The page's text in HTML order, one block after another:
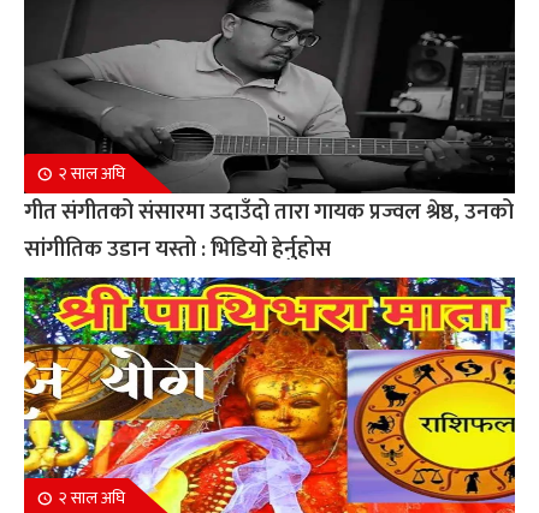
२ साल अघि
गीत संगीतको संसारमा उदाउँदो तारा गायक प्रज्वल श्रेष्ठ, उनको
सांगीतिक उडान यस्तो : भिडियो हेर्नुहोस
२ साल अघि